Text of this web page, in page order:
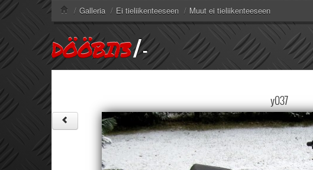
/ Galleria / Ei tieliikenteeseen / Muut ei tieliikenteeseen
DÖÖBI13/-
y037